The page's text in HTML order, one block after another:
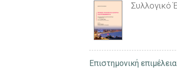
Συλλογικό
Επιστημονική επιμέλεια